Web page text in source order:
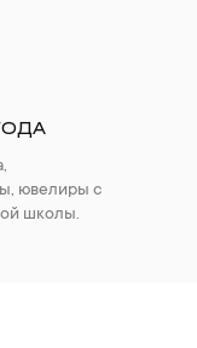
ювелиры с
школы.